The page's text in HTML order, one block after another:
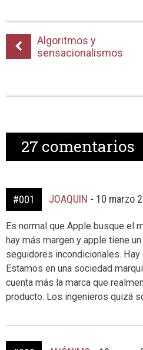
Algoritmos y
sensacionalismos
27 comentarios
#001 JOAQUIN - 10 marzo
Es normal que Apple busque el
hay más margen y apple tiene
seguidores incondicionales. Hay
Estamos en una sociedad
cuenta más la marca que
producto. Los ingenieros quizá